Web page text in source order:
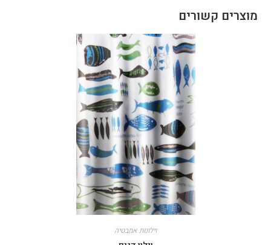
מוצרים קשורים
וילונות אמבטיה